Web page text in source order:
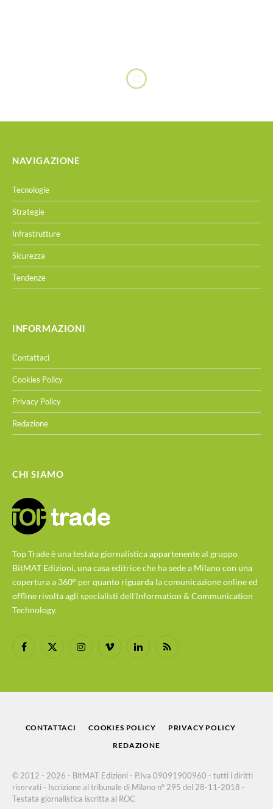
NAVIGAZIONE
Tecnologie
Strategie
Infrastrutture
Sicurezza
Tendenze
INFORMAZIONI
Contattaci
Cookies Policy
Privacy Policy
Redazione
CHI SIAMO
Top Trade è una testata giornalistica appartenente al gruppo
BitMAT Edizioni, una casa editrice che ha sede a Milano con una
copertura a 360° per quanto riguarda la comunicazione online ed
offline rivolta agli specialisti dell'lnformation & Communication
Technology.
Facebook
X
InstagramVimeo LinkedInRSS
CONTATTACI COOKIES POLICY
PRIVACY POLICY
REDAZIONE
© 2012 - 2026 - BitMAT Edizioni - P.Iva 09091900960 - tutti i diritti
riservati - Iscrizione al tribunale di Milano n° 295 del 28-11-2018 -
Testata giornalistica iscritta al ROC